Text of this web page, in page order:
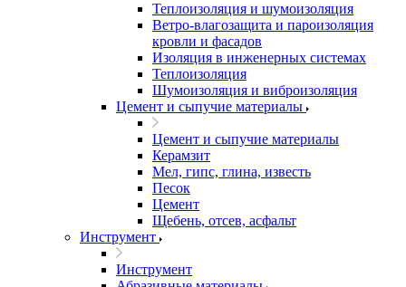
Теплоизоляция и шумоизоляция
Ветро-влагозащита и пароизоляция
кровли и фасадов
Изоляция в инженерных системах
Теплоизоляция
Шумоизоляция и виброизоляция
Цемент и сыпучие материалы
Цемент и сыпучие материалы
Керамзит
Мел, гипс, глина, известь
Песок
Цемент
Щебень, отсев, асфальт
Инструмент
Инструмент